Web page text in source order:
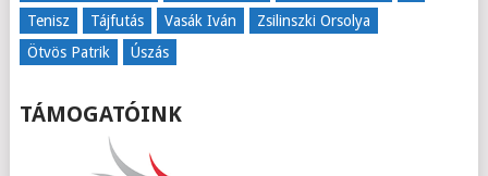
Tenisz
Tájfutás Vasák Iván
Zsilinszki Orsolya
Ötvös Patrik
Úszás
TÁMOGATÓINK